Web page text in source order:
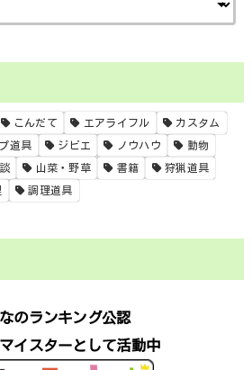
こんだて エアライフル カスタム
道具 ジビエ ノウハウ 動物
山菜・野草 書籍 狩猟道具
調理道具
のランキング公認
イスターとして活動中